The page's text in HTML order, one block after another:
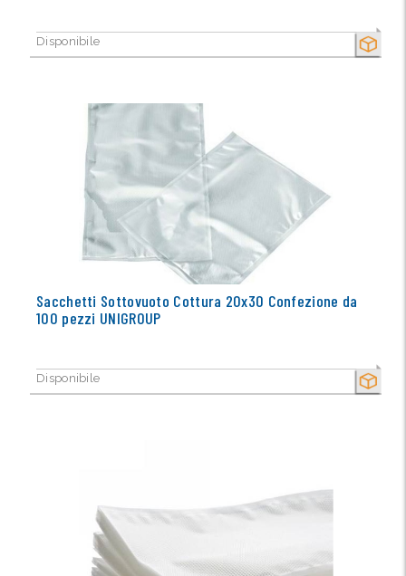
SECCO
Disponibile
SECCO
Sacchetti Sottovuoto Cottura 20x30 Confezione da
100 pezzi UNIGROUP
Disponibile